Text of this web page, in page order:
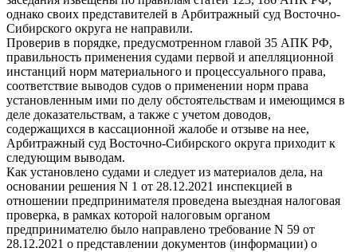
однако своих представителей в Арбитражный суд Восточно-
Сибирского округа не направили.
Проверив в порядке, предусмотренном главой 35 АПК РФ,
правильность применения судами первой и апелляционной
инстанций норм материального и процессуального права,
соответствие выводов судов о применении норм права
установленным ими по делу обстоятельствам и имеющимся в
деле доказательствам, а также с учетом доводов,
содержащихся в кассационной жалобе и отзыве на нее,
Арбитражный суд Восточно-Сибирского округа приходит к
следующим выводам.
Как установлено судами и следует из материалов дела, на
основании решения N 1 от 28.12.2021 инспекцией в
отношении предпринимателя проведена выездная налоговая
проверка, в рамках которой налоговым органом
предпринимателю было направлено требование N 59 от
28.12.2021 о представлении документов (информации) о